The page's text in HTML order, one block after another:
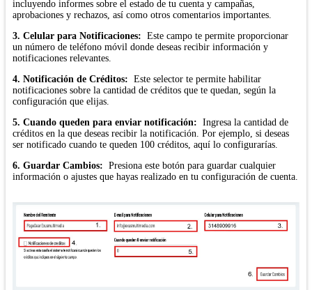
incluyendo informes sobre el estado de tu cuenta y campañas,
aprobaciones y rechazos, así como otros comentarios importantes.
3. Celular para Notificaciones: Este campo te permite proporcionar
un número de teléfono móvil donde deseas recibir información y
notificaciones relevantes.
4. Notificación de Créditos: Este selector te permite habilitar
notificaciones sobre la cantidad de créditos que te quedan, según la
configuración que elijas.
5. Cuando queden para enviar notificación: Ingresa la cantidad de
créditos en la que deseas recibir la notificación. Por ejemplo, si deseas
ser notificado cuando te queden 100 créditos, aquí lo configurarías.
6. Guardar Cambios: Presiona este botón para guardar cualquier
información o ajustes que hayas realizado en tu configuración de cuenta.